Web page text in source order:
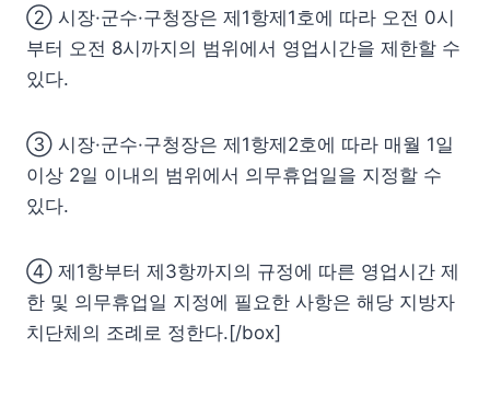
② 시장·군수·구청장은 제1항제1호에 따라 오전 0시
부터 오전 8시까지의 범위에서 영업시간을 제한할 수
있다.
③ 시장·군수·구청장은 제1항제2호에 따라 매월 1일
이상 2일 이내의 범위에서 의무휴업일을 지정할 수
있다.
④ 제1항부터 제3항까지의 규정에 따른 영업시간 제
한 및 의무휴업일 지정에 필요한 사항은 해당 지방자
치단체의 조례로 정한다.[/box]